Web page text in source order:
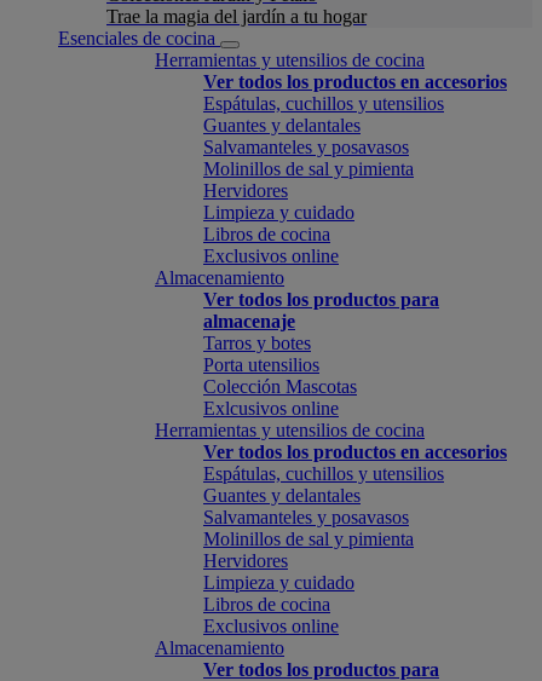
Trae la magia del jardín a tu hogar
Esenciales de cocina
Herramientas y utensilios de cocina
Ver todos los productos en accesorios
Espátulas, cuchillos y utensilios
Guantes y delantales
Salvamanteles y posavasos
Molinillos de sal y pimienta
Hervidores
Limpieza y cuidado
Libros de cocina
Exclusivos online
Almacenamiento
Ver todos los productos para
almacenaje
Tarros y botes
Porta utensilios
Colección Mascotas
Exlcusivos online
Herramientas y utensilios de cocina
Ver todos los productos en accesorios
Espátulas, cuchillos y utensilios
Guantes y delantales
Salvamanteles y posavasos
Molinillos de sal y pimienta
Hervidores
Limpieza y cuidado
Libros de cocina
Exclusivos online
Almacenamiento
Ver todos los productos para